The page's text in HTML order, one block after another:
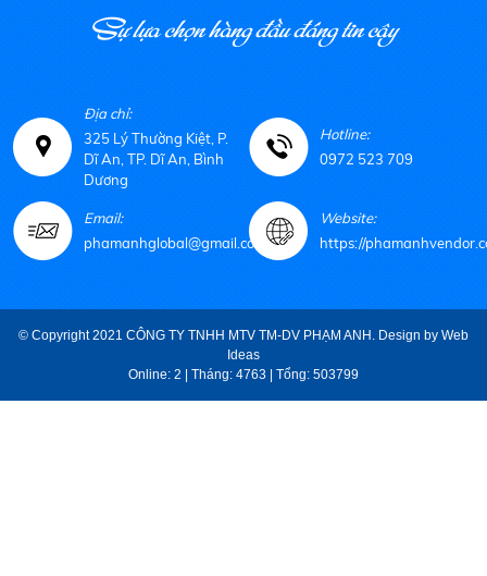
Sự lựa chọn hàng đầu đáng tin cậy
Địa chỉ:
325 Lý Thường Kiệt, P.
Dĩ An, TP. Dĩ An, Bình
Dương
Hotline:
0972 523 709
Email:
phamanhglobal@gmail.com
Website:
https://
© Copyright 2021 CÔNG TY TNHH MTV TM-DV PHẠM ANH. Design by Web
Ideas
Online: 2 | Tháng: 4763 | Tổng: 503799